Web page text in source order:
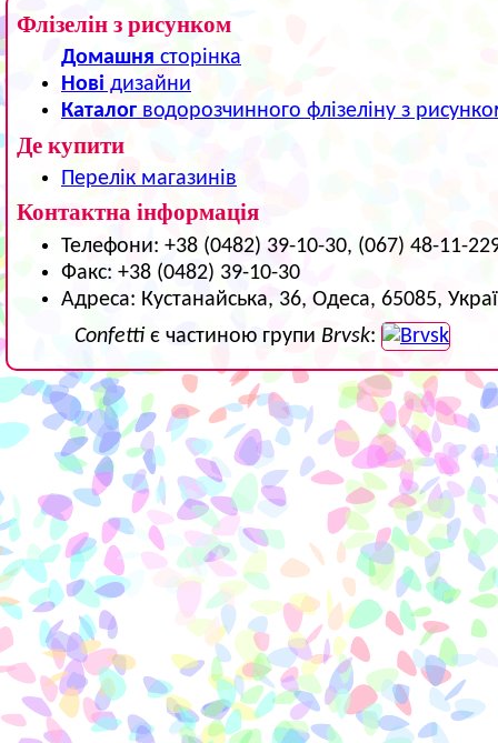
Флізелін з рисунком
Домашня сторінка
Нові дизайни
Каталог водорозчинного флізеліну з
Де купити
Перелік магазинів
Контактна інформація
Телефони: +38 (0482) 39-10-30, (067) 48-11-
Факс: +38 (0482) 39-10-30
Адреса: Кустанайська, 36, Одеса, 65085,
Confettiє частиною групи Brvsk: